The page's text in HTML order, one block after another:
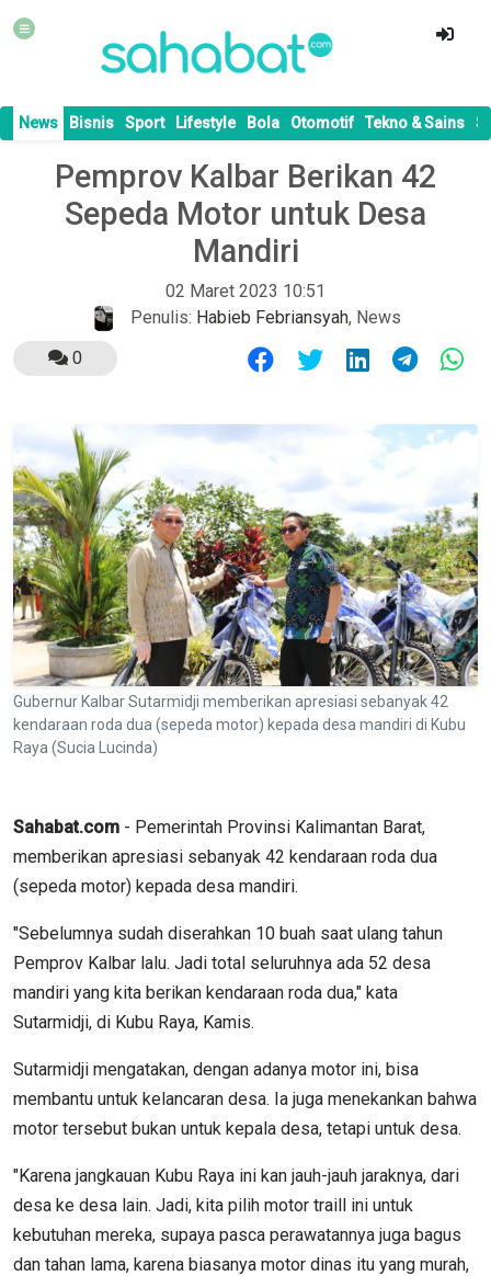
News Bisnis Sport Lifestyle Bola Otomotif Tekno & Sains
Pemprov Kalbar Berikan 42
Sepeda Motor untuk Desa
Mandiri
02 Maret 2023 10:51
Penulis: Habieb Febriansyah, News
0
Gubernur Kalbar Sutarmidji memberikan apresiasi sebanyak 42
kendaraan roda dua (sepeda motor) kepada desa mandiri di Kubu
Raya (Sucia Lucinda)
Sahabat.com - Pemerintah Provinsi Kalimantan Barat,
memberikan apresiasi sebanyak 42 kendaraan roda dua
(sepeda motor) kepada desa mandiri.
"Sebelumnya sudah diserahkan 10 buah saat ulang tahun
Pemprov Kalbar lalu. Jadi total seluruhnya ada 52 desa
mandiri yang kita berikan kendaraan roda dua," kata
Sutarmidji, di Kubu Raya, Kamis.
Sutarmidji mengatakan, dengan adanya motor ini, bisa
membantu untuk kelancaran desa. Ia juga menekankan bahwa
motor tersebut bukan untuk kepala desa, tetapi untuk desa.
"Karena jangkauan Kubu Raya ini kan jauh-jauh jaraknya, dari
desa ke desa lain. Jadi, kita pilih motor traill ini untuk
kebutuhan mereka, supaya pasca perawatannya juga bagus
dan tahan lama, karena biasanya motor dinas itu yang murah,